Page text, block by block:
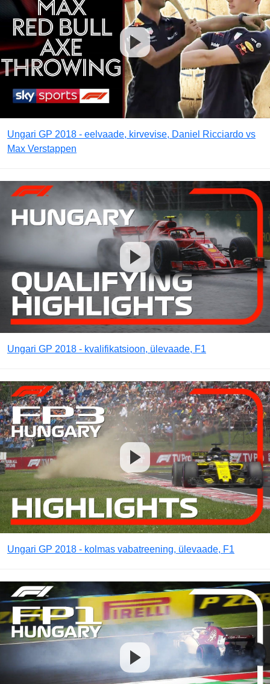
Ungari GP 2018 - eelvaade, kirvevise, Daniel Ricciardo vs
Max Verstappen
Ungari GP 2018 - kvalifikatsioon, ülevaade, F1
Ungari GP 2018 - kolmas vabatreening, ülevaade, F1